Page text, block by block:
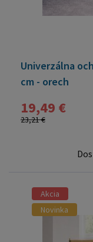
Univerzálna
cm - orech
19,49 €
23,21 €
Akcia
Novinka